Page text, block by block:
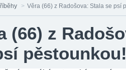
> Věra (66) z Radošova: Stala se psí
(66) z
pěstounkou!